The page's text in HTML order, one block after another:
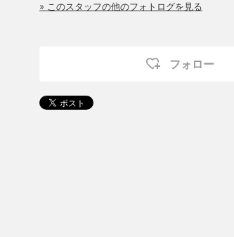
» このスタッフの他のフォトログを見る
フォロー